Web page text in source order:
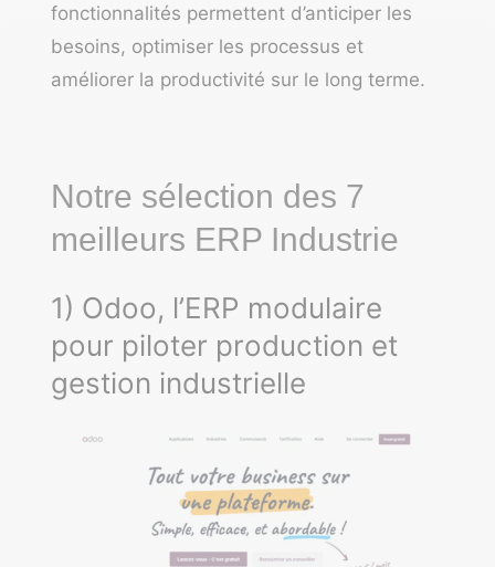
fonctionnalités permettent d’anticiper les
besoins, optimiser les processus et
améliorer la productivité sur le long terme.
Notre sélection des 7
meilleurs ERP Industrie
1) Odoo, l’ERP modulaire
pour piloter production et
gestion industrielle